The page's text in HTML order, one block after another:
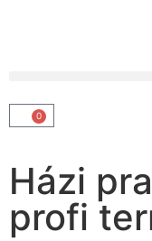
0
Házi
profi